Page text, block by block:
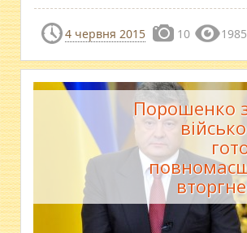
4 червня 2015 10 1985
Порошенко